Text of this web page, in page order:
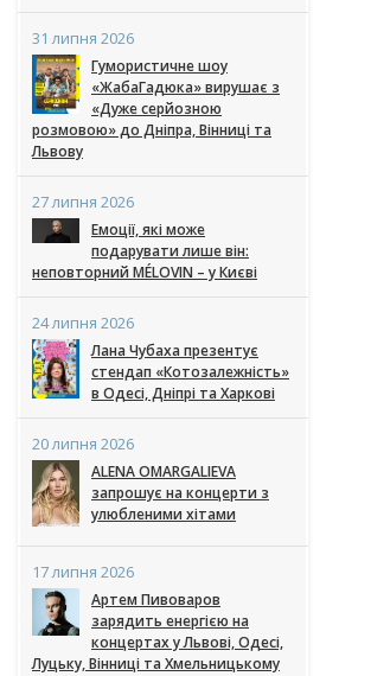
31 липня 2026
Гумористичне шоу
«ЖабаГадюка» вирушає з
«Дуже серйозною
розмовою» до Дніпра, Вінниці та
Львову
27 липня 2026
Емоції, які може
подарувати лише він:
неповторний MÉLOVIN – у Києві
24 липня 2026
Лана Чубаха презентує
стендап «Котозалежність»
в Одесі, Дніпрі та Харкові
20 липня 2026
ALENA OMARGALIEVA
запрошує на концерти з
улюбленими хітами
17 липня 2026
Артем Пивоваров
зарядить енергією на
концертах у Львові, Одесі,
Луцьку, Вінниці та Хмельницькому